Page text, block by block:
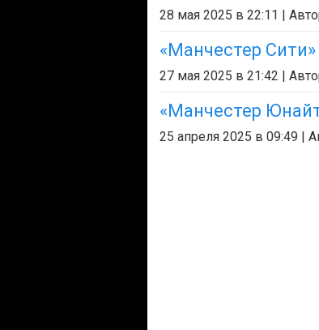
28 мая 2025 в 22:11 |
«Манчестер
27 мая 2025 в 21:42 |
«Манчестер
25 апреля 2025 в 09:49 |